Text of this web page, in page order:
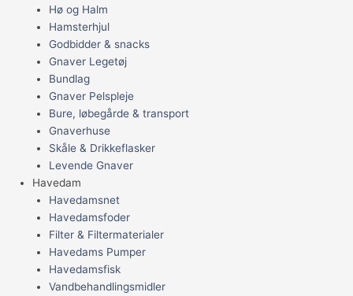
Hø og Halm
Hamsterhjul
Godbidder & snacks
Gnaver Legetøj
Bundlag
Gnaver Pelspleje
Bure, løbegårde & transport
Gnaverhuse
Skåle & Drikkeflasker
Levende Gnaver
Havedam
Havedamsnet
Havedamsfoder
Filter & Filtermaterialer
Havedams Pumper
Havedamsfisk
Vandbehandlingsmidler